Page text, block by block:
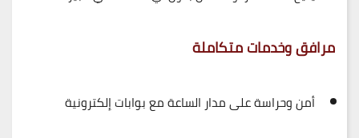
مرافق وخدمات متكاملة
أمن وحراسة على مدار الساعة مع بوابات إلكترونية